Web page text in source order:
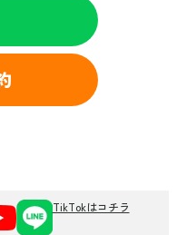
TikTokはコチラ